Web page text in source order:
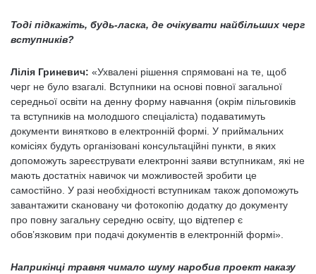
Тоді підкажіть, будь-ласка, де очікувати найбільших черг
вступників?
Лілія Гриневич: «Ухвалені рішення спрямовані на те, щоб
черг не було взагалі. Вступники на основі повної загальної
середньої освіти на денну форму навчання (окрім пільговиків
та вступників на молодшого спеціаліста) подаватимуть
документи винятково в електронній формі. У приймальних
комісіях будуть організовані консультаційні пункти, в яких
допоможуть зареєструвати електронні заяви вступникам, які не
мають достатніх навичок чи можливостей зробити це
самостійно. У разі необхідності вступникам також допоможуть
завантажити скановану чи фотокопію додатку до документу
про повну загальну середню освіту, що відтепер є
обов’язковим при подачі документів в електронній формі».
Наприкінці травня чимало шуму наробив проект наказу